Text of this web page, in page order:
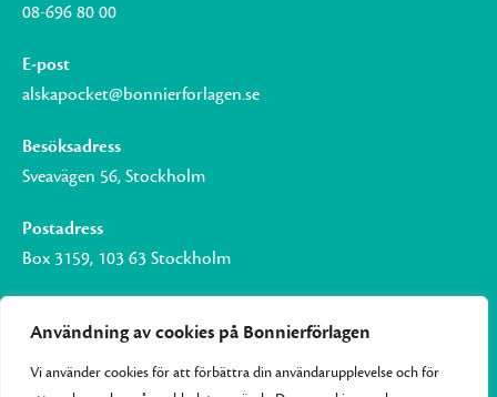
Användning av cookies på Bonnierförlagen
Vi använder cookies för att förbättra din användarupplevelse och för
08-696 80 00
E-post
alskapocket@bonnierforlagen.se
Besöksadress
Sveavägen 56, Stockholm
Postadress
Box 3159, 103 63 Stockholm
Om Bonnierförlagen